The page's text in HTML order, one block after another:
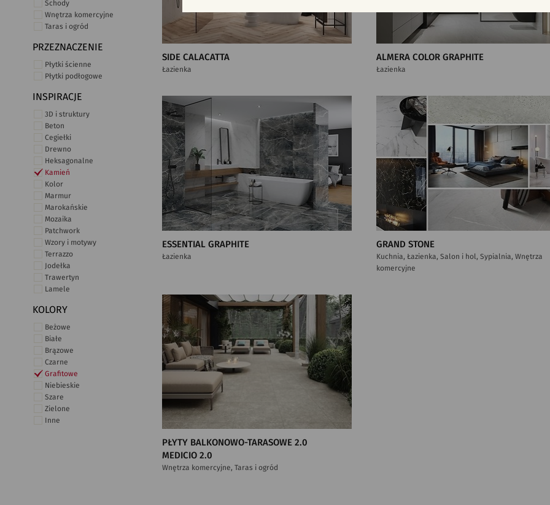
Schody
Wnętrza komercyjne
Taras i ogród
PRZEZNACZENIE
Płytki ścienne
Płytki podłogowe
INSPIRACJE
3D i struktury
Beton
Cegiełki
Drewno
Heksagonalne
Kamień
Kolor
Marmur
Marokańskie
Mozaika
Patchwork
Wzory i motywy
Terrazzo
Jodełka
Trawertyn
Lamele
KOLORY
Beżowe
Białe
Brązowe
Czarne
Grafitowe
Niebieskie
Szare
Zielone
Inne
SIDE CALACATTA
Łazienka
ALMERA COLOR GRAPHITE
Łazienka
ESSENTIAL GRAPHITE
Łazienka
GRAND STONE
Kuchnia, Łazienka, Salon i hol, Sypialnia, Wnętrza
komercyjne
PŁYTY BALKONOWO-TARASOWE 2.0
MEDICIO 2.0
Wnętrza komercyjne, Taras i ogród